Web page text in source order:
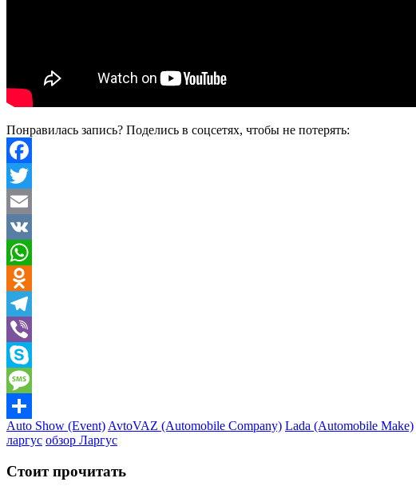
Понравилась запись? Поделись в соцсетях, чтобы не потерять:
Facebook
Twitter
Email
VK
WhatsApp
Odnoklassniki
Telegram
Viber
Skype
Message
Отправить
Auto Show (Event) AvtoVAZ (Automobile Company) Lada (Automobile Make)
ларгус обзор Ларгус
Стоит прочитать